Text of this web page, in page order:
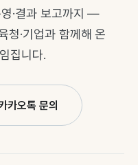
영·결과 보고까지 —
청·기업과 함께해 온
집니다.
카오톡 문의